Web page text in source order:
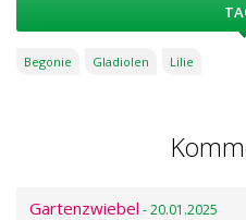
Begonie Gladiolen Lilie
Gartenzwiebel - 20.01.2025